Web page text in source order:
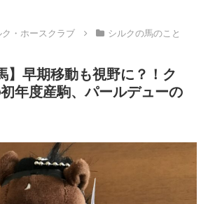
ク・ホースクラブ シルクの馬のこと
】早期移動も視野に？！ク
年度産駒、パールデューの